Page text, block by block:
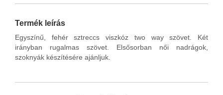
Termék leírás
Egyszínű, fehér sztreccs viszkóz two way szövet. Két
irányban rugalmas szövet. Elsősorban női nadrágok,
szoknyák készítésére ajánljuk.